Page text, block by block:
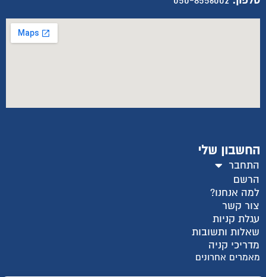
החשבון שלי
התחבר
הרשם
למה אנחנו?
צור קשר
עגלת קניות
שאלות ותשובות
מדריכי קניה
מאמרים אחרונים